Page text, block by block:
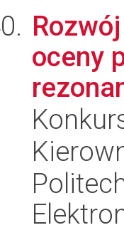
oceny